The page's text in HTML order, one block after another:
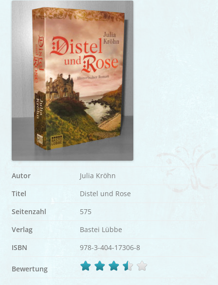
Autor
Julia Kröhn
Titel
Distel und Rose
Seitenzahl
575
Verlag
Bastei Lübbe
ISBN
978-3-404-17306-8
Bewertung